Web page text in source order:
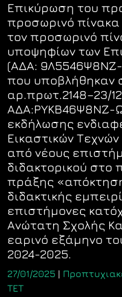
Επικύρωση του
προσωρινό πίνακα
τον προσωρινό
υποψηφίων των
(ΑΔΑ:
που υποβλήθηκαν
αρ.πρωτ.2148–23/
ΑΔΑ:ΡΥΚΒ46Ψ8ΝΖ-
εκδήλωσης
Εικαστικών
από νέους
διδακτορικού στο
πράξης
διδακτικής
επιστήμονες
Ανώτατη Σχολής
εαρινό εξάμηνο
2024-2025.
27/01/2025 |
ΤΕΤ